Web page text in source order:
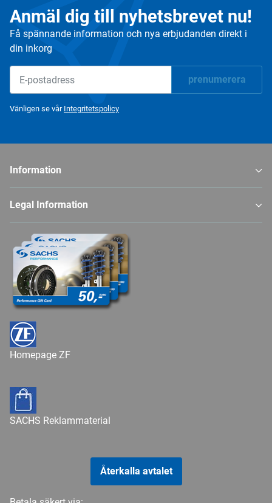
Anmäl dig till nyhetsbrevet nu!
Få spännande information och nya erbjudanden direkt i
din inkorg
prenumerera
Vänligen se vår Integritetspolicy
Information
Legal Information
Homepage ZF
SACHS Reklammaterial
Återkalla avtalet